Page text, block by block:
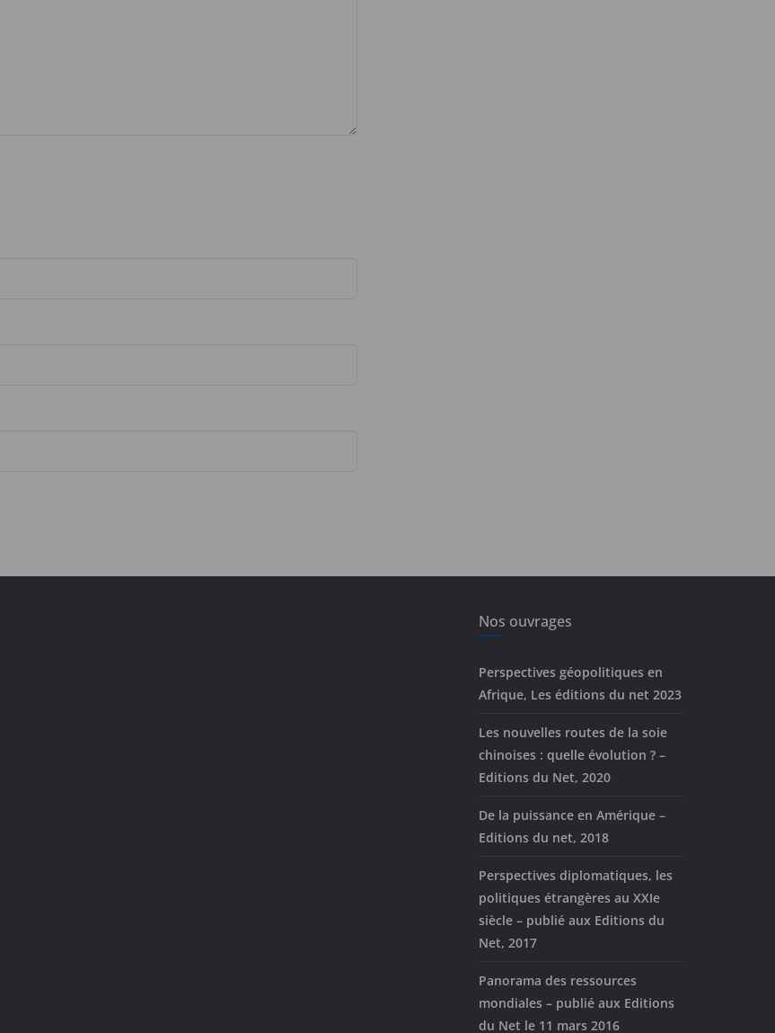
Nos ouvrages
Perspectives géopolitiques en
Afrique, Les éditions du net 2023
Les nouvelles routes de la soie
chinoises : quelle évolution ? –
Editions du Net, 2020
De la puissance en Amérique –
Editions du net, 2018
Perspectives diplomatiques, les
politiques étrangères au XXIe
siècle – publié aux Editions du
Net, 2017
Panorama des ressources
mondiales – publié aux Editions
du Net le 11 mars 2016